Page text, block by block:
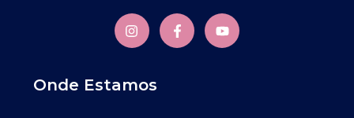
Onde Estamos